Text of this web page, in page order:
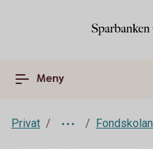
Meny
Privat Fondskolan